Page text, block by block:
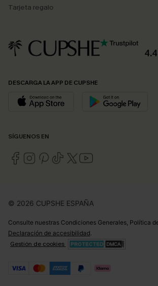
Tarjeta regalo
4.4
DESCARGA LA APP DE CUPSHE
SÍGUENOS EN
© 2026 CUPSHE ESPAÑA
Consulte nuestras Condiciones Generales Política
Declaración de accesibilidad
Gestión de cookies